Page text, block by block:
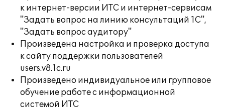
к интернет-версии ИТС и интернет-сервисам
"Задать вопрос на линию консультаций 1С",
"Задать вопрос аудитору"
Произведена настройка и проверка доступа
к сайту поддержки пользователей
users.v8.1c.ru
Произведено индивидуальное или групповое
обучение работе с информационной
системой ИТС